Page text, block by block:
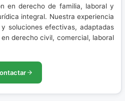
en derecho de familia, laboral y
integral. Nuestra experiencia
soluciones efectivas, adaptadas
derecho civil, comercial, laboral